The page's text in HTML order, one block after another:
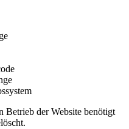
Betrieb der Website benötigt